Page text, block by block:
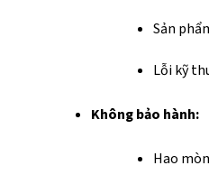
Sản
Lỗi kỹ
Không bảo hành:
Hao